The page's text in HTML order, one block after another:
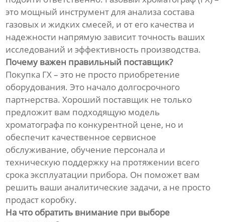
это мощный инструмент для анализа состава
газовых и жидких смесей, и от его качества и
надежности напрямую зависит точность ваших
исследований и эффективность производства.
Почему важен правильный поставщик?
Покупка ГХ – это не просто приобретение
оборудования. Это начало долгосрочного
партнерства. Хороший поставщик не только
предложит вам подходящую модель
хроматографа по конкурентной цене, но и
обеспечит качественное сервисное
обслуживание, обучение персонала и
техническую поддержку на протяжении всего
срока эксплуатации прибора. Он поможет вам
решить ваши аналитические задачи, а не просто
продаст коробку.
На что обратить внимание при выборе